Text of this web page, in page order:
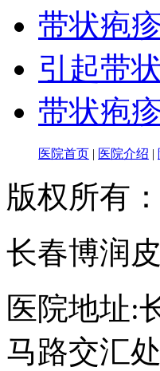
带状疱
引起带
带状疱
医院首页 | 医院介绍 |
版权所有：
长春博润
医院地址:
马路交汇处